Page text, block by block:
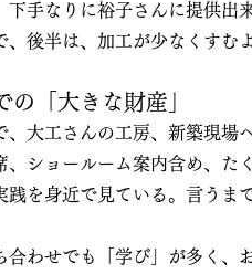
下手なりに裕子さんに提供出
、後半は、加工が少なくすむ
の「大きな財産」
、大工さんの工房、新築現場
、ショールーム案内含め、た
践を身近で見ている。言うま
合わせでも「学び」が多く、